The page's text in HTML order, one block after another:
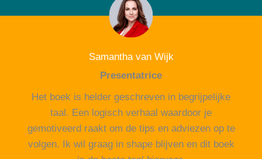
Samantha van Wijk
Presentatrice
Het boek is helder geschreven in begrijpelijke
taal. Een logisch verhaal waardoor je
gemotiveerd raakt om de tips en adviezen op te
volgen. Ik wil graag in shape blijven en dit boek